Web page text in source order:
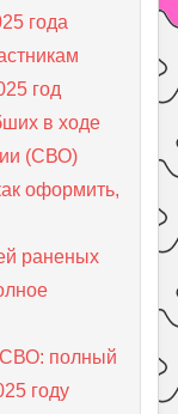
года
год
в ходе
(СВО)
оформить,
раненых
полный
году